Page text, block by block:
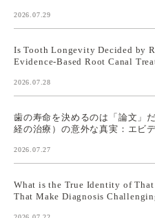
2026.07.29
Is Tooth Longevity Decided by
Evidence-Based Root Canal
2026.07.28
歯の寿命を決めるのは「論文」
経の治療）の意外な真実：エビ
2026.07.27
What is the True Identity of That
That Make Diagnosis